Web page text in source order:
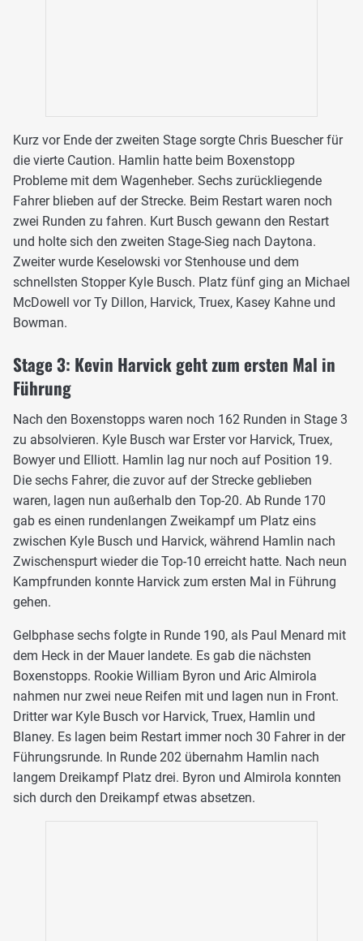
Kurz vor Ende der zweiten Stage sorgte Chris Buescher für
die vierte Caution. Hamlin hatte beim Boxenstopp
Probleme mit dem Wagenheber. Sechs zurückliegende
Fahrer blieben auf der Strecke. Beim Restart waren noch
zwei Runden zu fahren. Kurt Busch gewann den Restart
und holte sich den zweiten Stage-Sieg nach Daytona.
Zweiter wurde Keselowski vor Stenhouse und dem
schnellsten Stopper Kyle Busch. Platz fünf ging an Michael
McDowell vor Ty Dillon, Harvick, Truex, Kasey Kahne und
Bowman.
Stage 3: Kevin Harvick geht zum ersten Mal in
Führung
Nach den Boxenstopps waren noch 162 Runden in Stage 3
zu absolvieren. Kyle Busch war Erster vor Harvick, Truex,
Bowyer und Elliott. Hamlin lag nur noch auf Position 19.
Die sechs Fahrer, die zuvor auf der Strecke geblieben
waren, lagen nun außerhalb den Top-20. Ab Runde 170
gab es einen rundenlangen Zweikampf um Platz eins
zwischen Kyle Busch und Harvick, während Hamlin nach
Zwischenspurt wieder die Top-10 erreicht hatte. Nach neun
Kampfrunden konnte Harvick zum ersten Mal in Führung
gehen.
Gelbphase sechs folgte in Runde 190, als Paul Menard mit
dem Heck in der Mauer landete. Es gab die nächsten
Boxenstopps. Rookie William Byron und Aric Almirola
nahmen nur zwei neue Reifen mit und lagen nun in Front.
Dritter war Kyle Busch vor Harvick, Truex, Hamlin und
Blaney. Es lagen beim Restart immer noch 30 Fahrer in der
Führungsrunde. In Runde 202 übernahm Hamlin nach
langem Dreikampf Platz drei. Byron und Almirola konnten
sich durch den Dreikampf etwas absetzen.